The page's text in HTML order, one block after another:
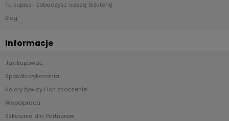
Tu kupisz i zobaczysz naszą biżuterię
Blog
Informacje
Jak kupować
Sposób wykonania
Kolory żywicy i ich znaczenie
Współpraca
Szkolenia dla Partnerów